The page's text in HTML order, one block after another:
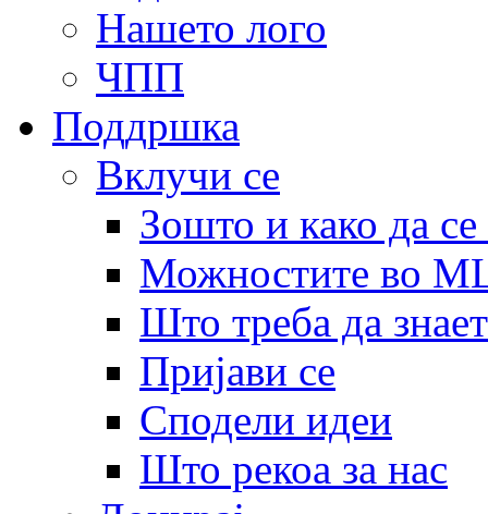
Нашето лого
ЧПП
Поддршка
Вклучи се
Зошто и како да
Можностите во
Што треба да
Пријави се
Сподели идеи
Што рекоа за нас